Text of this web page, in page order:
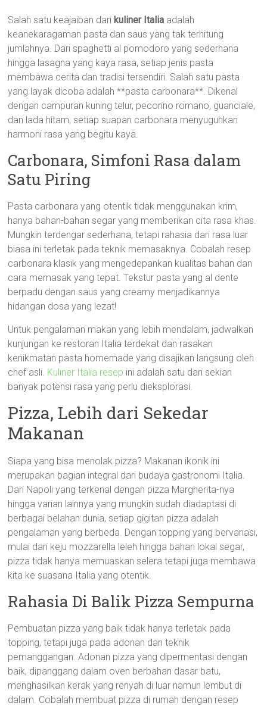
Salah satu keajaiban dari kuliner Italia adalah
keanekaragaman pasta dan saus yang tak terhitung
jumlahnya. Dari spaghetti al pomodoro yang sederhana
hingga lasagna yang kaya rasa, setiap jenis pasta
membawa cerita dan tradisi tersendiri. Salah satu pasta
yang layak dicoba adalah **pasta carbonara**. Dikenal
dengan campuran kuning telur, pecorino romano, guanciale,
dan lada hitam, setiap suapan carbonara menyuguhkan
harmoni rasa yang begitu kaya.
Carbonara, Simfoni Rasa dalam
Satu Piring
Pasta carbonara yang otentik tidak menggunakan krim,
hanya bahan-bahan segar yang memberikan cita rasa khas.
Mungkin terdengar sederhana, tetapi rahasia dari rasa luar
biasa ini terletak pada teknik memasaknya. Cobalah resep
carbonara klasik yang mengedepankan kualitas bahan dan
cara memasak yang tepat. Tekstur pasta yang al dente
berpadu dengan saus yang creamy menjadikannya
hidangan dosa yang lezat!
Untuk pengalaman makan yang lebih mendalam, jadwalkan
kunjungan ke restoran Italia terdekat dan rasakan
kenikmatan pasta homemade yang disajikan langsung oleh
chef asli. Kuliner Italia resep ini adalah satu dari sekian
banyak potensi rasa yang perlu dieksplorasi.
Pizza, Lebih dari Sekedar
Makanan
Siapa yang bisa menolak pizza? Makanan ikonik ini
merupakan bagian integral dari budaya gastronomi Italia.
Dari Napoli yang terkenal dengan pizza Margherita-nya
hingga varian lainnya yang mungkin sudah diadaptasi di
berbagai belahan dunia, setiap gigitan pizza adalah
pengalaman yang berbeda. Dengan topping yang bervariasi,
mulai dari keju mozzarella leleh hingga bahan lokal segar,
pizza tidak hanya memuaskan selera tetapi juga membawa
kita ke suasana Italia yang otentik.
Rahasia Di Balik Pizza Sempurna
Pembuatan pizza yang baik tidak hanya terletak pada
topping, tetapi juga pada adonan dan teknik
pemanggangan. Adonan pizza yang dipermentasi dengan
baik, dipanggang dalam oven berbahan dasar batu,
menghasilkan kerak yang renyah di luar namun lembut di
dalam. Cobalah membuat pizza di rumah dengan resep